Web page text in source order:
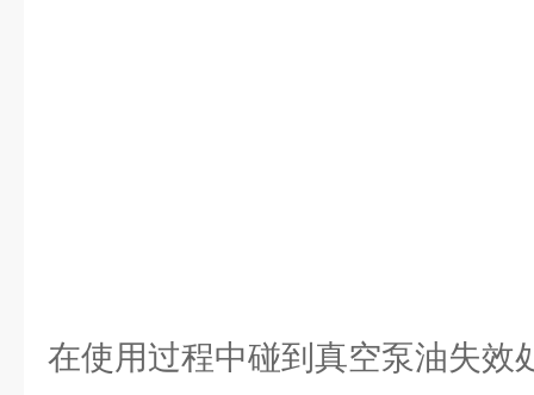
在使用过程中碰到真空泵油失效